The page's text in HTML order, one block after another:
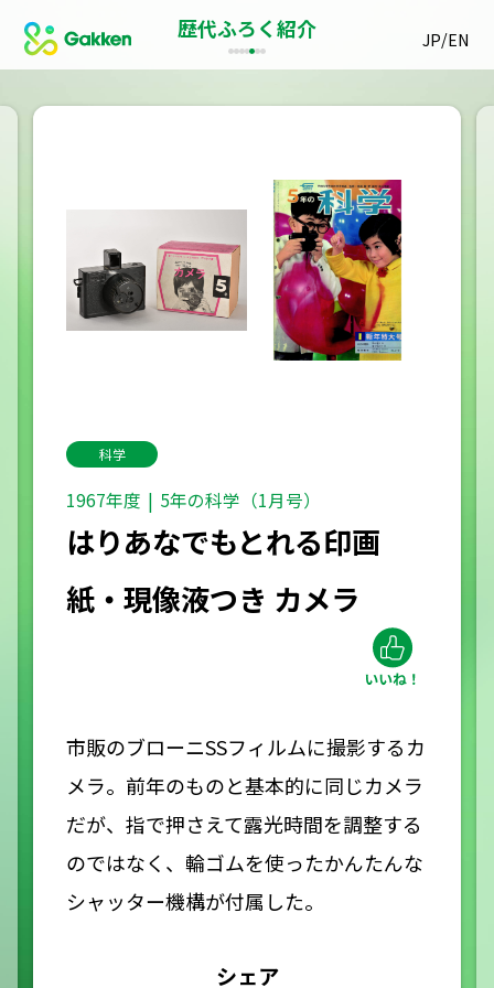
JP/EN
歴代ふろく紹介
科学
1967年度 5年の科学（1月号）
はりあなでもとれる印画
紙・現像液つき カメラ
市販のブローニSSフィルムに撮影するカ
メラ。前年のものと基本的に同じカメラ
だが、指で押さえて露光時間を調整する
のではなく、輪ゴムを使ったかんたんな
シャッター機構が付属した。
シェア